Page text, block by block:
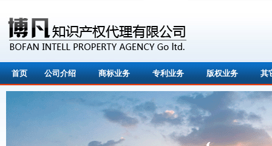
首页 公司介绍 商标业务 专利业务 版权业务 其